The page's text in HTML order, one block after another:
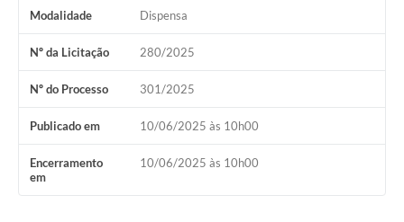
Modalidade Dispensa
Nº da Licitação 280/2025
Nº do Processo 301/2025
Publicado em 10/06/2025 às 10h00
Encerramento
em
10/06/2025 às 10h00